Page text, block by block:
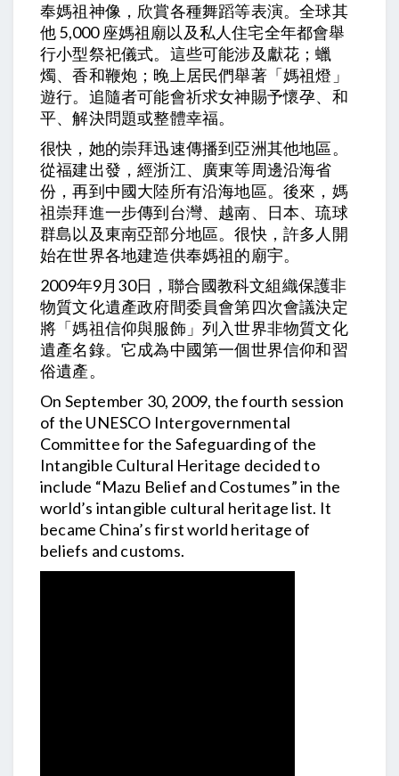
奉媽祖神像，欣賞各種舞蹈等表演。全球其
他 5,000 座媽祖廟以及私人住宅全年都會舉
行小型祭祀儀式。這些可能涉及獻花；蠟
燭、香和鞭炮；晚上居民們舉著「媽祖燈」
遊行。追隨者可能會祈求女神賜予懷孕、和
平、解決問題或整體幸福。
很快，她的崇拜迅速傳播到亞洲其他地區。
從福建出發，經浙江、廣東等周邊沿海省
份，再到中國大陸所有沿海地區。後來，媽
祖崇拜進一步傳到台灣、越南、日本、琉球
群島以及東南亞部分地區。很快，許多人開
始在世界各地建造供奉媽祖的廟宇。
2009年9月30日，聯合國教科文組織保護非
物質文化遺產政府間委員會第四次會議決定
將「媽祖信仰與服飾」列入世界非物質文化
遺產名錄。它成為中國第一個世界信仰和習
俗遺產。
On September 30, 2009, the fourth session
of the UNESCO Intergovernmental
Committee for the Safeguarding of the
Intangible Cultural Heritage decided to
include “Mazu Belief and Costumes” in the
world’s intangible cultural heritage list. It
became China’s first world heritage of
beliefs and customs.